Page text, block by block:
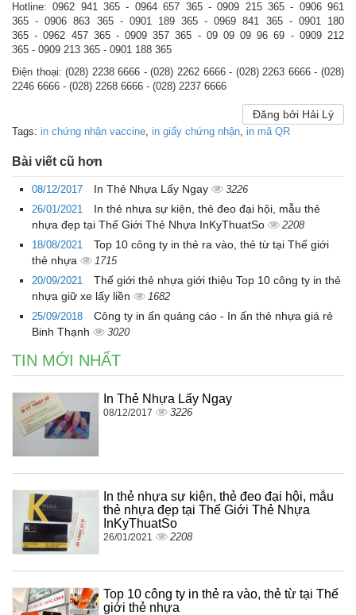
Hotline: 0962 941 365 - 0964 657 365 - 0909 215 365 - 0906 961
365 - 0906 863 365 - 0901 189 365 - 0969 841 365 - 0901 180
365 - 0962 457 365 - 0909 357 365 - 09 09 09 96 69 - 0909 212
365 - 0909 213 365 - 0901 188 365
Điện thoại: (028) 2238 6666 - (028) 2262 6666 - (028) 2263 6666 - (028)
2246 6666 - (028) 2268 6666 - (028) 2237 6666
Đăng bởi Hải Lý
Tags: in chứng nhận vaccine, in giấy chứng nhận, in mã QR
Bài viết cũ hơn
08/12/2017 In Thẻ Nhựa Lấy Ngay
3226
26/01/2021
In thẻ nhựa sự kiện, thẻ đeo đại hội, mẫu thẻ
nhựa đẹp tại Thế Giới Thẻ Nhựa InKyThuatSo
2208
18/08/2021
Top 10 công ty in thẻ ra vào, thẻ từ tại Thế giới
thẻ nhựa
1715
20/09/2021
Thế giới thẻ nhựa giới thiệu Top 10 công ty in thẻ
nhựa giữ xe lấy liền
1682
25/09/2018
Công ty in ấn quảng cáo - In ấn thẻ nhựa giá rẻ
Binh Thạnh
3020
TIN MỚI NHẤT
In Thẻ Nhựa Lấy Ngay
08/12/2017 3226
In thẻ nhựa sự kiện, thẻ đeo đại hội, mẫu
thẻ nhựa đẹp tại Thế Giới Thẻ Nhựa
InKyThuatSo
26/01/2021 2208
Top 10 công ty in thẻ ra vào, thẻ từ tại Thế
giới thẻ nhựa